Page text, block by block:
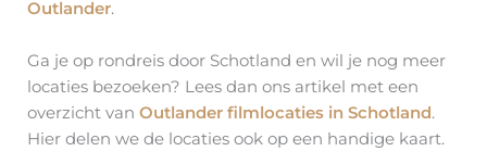
Outlander.
Ga je op rondreis door Schotland en wil je nog meer
locaties bezoeken? Lees dan ons artikel met een
overzicht van Outlander filmlocaties in Schotland.
Hier delen we de locaties ook op een handige kaart.